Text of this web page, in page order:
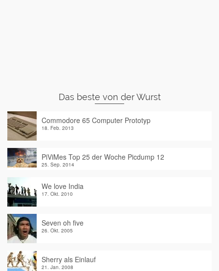
Das beste von der Wurst
Commodore 65 Computer Prototyp
18. Feb. 2013
PiViMes Top 25 der Woche Picdump 12
25. Sep. 2014
We love India
17. Okt. 2010
Seven oh five
26. Okt. 2005
Sherry als Einlauf
21. Jan. 2008